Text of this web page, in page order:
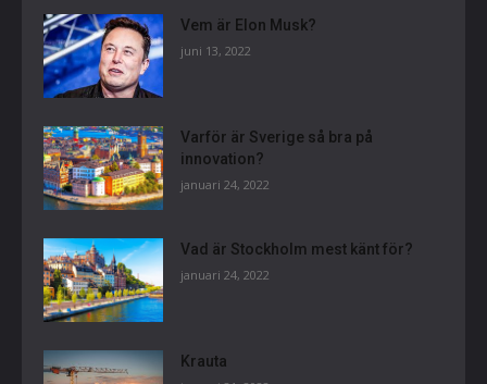
Vem är Elon Musk?
juni 13, 2022
Varför är Sverige så bra på
innovation?
januari 24, 2022
Vad är Stockholm mest känt för?
januari 24, 2022
Krauta